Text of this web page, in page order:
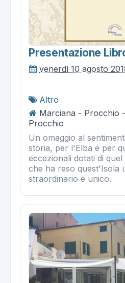
Presentazione
venerdì 10 agosto
Altro
Marciana - Procchio
Procchio
Un omaggio al
storia, per l'Elba e per
eccezionali dotati di
che ha reso quest'Isola
straordinario e unico.